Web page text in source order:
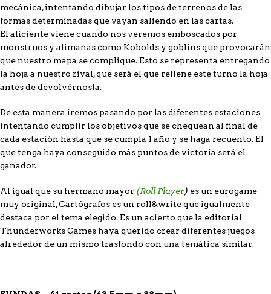
mecánica, intentando dibujar los tipos de terrenos de las
formas determinadas que vayan saliendo en las cartas.
El aliciente viene cuando nos veremos emboscados por
monstruos y alimañas como Kobolds y goblins que provocarán
que nuestro mapa se complique. Esto se representa entregando
la hoja a nuestro rival, que será el que rellene este turno la hoja
antes de devolvérnosla.
De esta manera iremos pasando por las diferentes estaciones
intentando cumplir los objetivos que se chequean al final de
cada estación hasta que se cumpla 1 año y se haga recuento. El
que tenga haya conseguido más puntos de victoria será el
ganador.
Al igual que su hermano mayor (Roll Player) es un eurogame
muy original, Cartógrafos es un roll&write que igualmente
destaca por el tema elegido. Es un acierto que la editorial
Thunderworks Games haya querido crear diferentes juegos
alrededor de un mismo trasfondo con una temática similar.